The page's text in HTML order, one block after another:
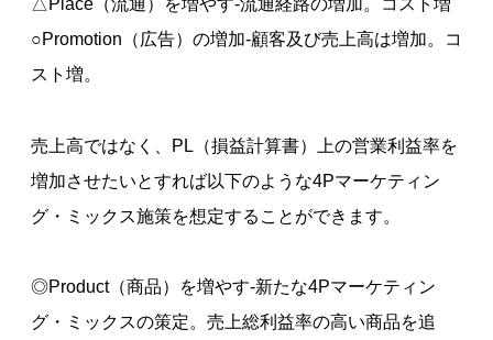
○Promotion（広告）の増加-顧客及び売上高は増加。コ
スト増。
売上高ではなく、PL（損益計算書）上の営業利益率を
増加させたいとすれば以下のような4Pマーケティン
グ・ミックス施策を想定することができます。
◎Product（商品）を増やす-新たな4Pマーケティン
グ・ミックスの策定。売上総利益率の高い商品を追